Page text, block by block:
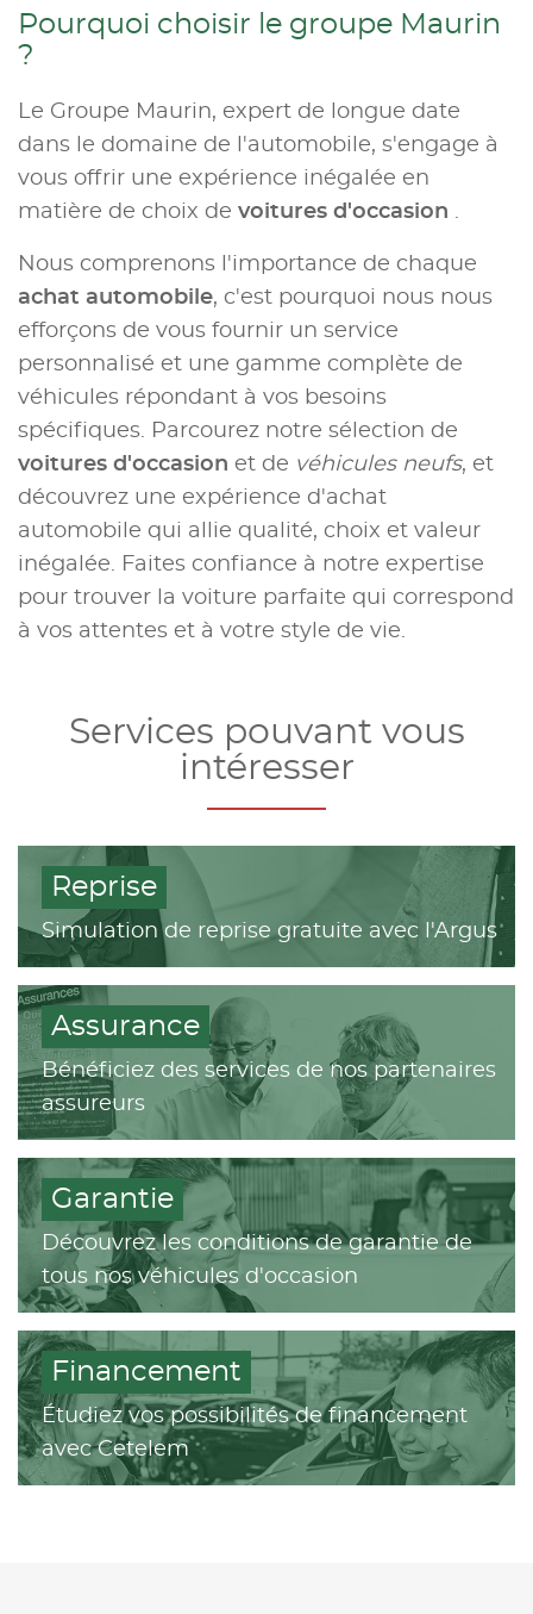
Pourquoi choisir le groupe Maurin
?
Le Groupe Maurin, expert de longue date
dans le domaine de l'automobile, s'engage à
vous offrir une expérience inégalée en
matière de choix de voitures d'occasion .
Nous comprenons l'importance de chaque
achat automobile, c'est pourquoi nous nous
efforçons de vous fournir un service
personnalisé et une gamme complète de
véhicules répondant à vos besoins
spécifiques. Parcourez notre sélection de
voitures d'occasion et de véhicules neufs, et
découvrez une expérience d'achat
automobile qui allie qualité, choix et valeur
inégalée. Faites confiance à notre expertise
pour trouver la voiture parfaite qui correspond
à vos attentes et à votre style de vie.
Services pouvant vous
intéresser
Reprise
Simulation de reprise gratuite avec l'Argus
Assurance
Bénéficiez des services de nos partenaires
assureurs
Garantie
Découvrez les conditions de garantie de
tous nos véhicules d'occasion
Financement
Étudiez vos possibilités de financement
avec Cetelem